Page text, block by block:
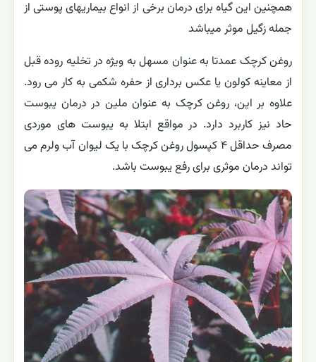
همچنین این گیاه برای درمان برخی از انواع بیماریهای پوستی از
جمله زگیل موثر میباشد
روغن کرچک عمدتا به‌ عنوان مسهل به ویژه در تخلیه روده قبل
از معاینه کولون یا عکس‌ برداری از حفره شکمی به کار می ‌رود.
علاوه بر این، روغن کرچک به عنوان ملین در درمان یبوست
حاد نیز کاربرد دارد. در مواقع ابتلا به یبوست ‌های موردی
مصرف حداقل ۴ کپسول روغن کرچک با یک لیوان آب ولرم می
‌تواند درمان موثری برای رفع یبوست باشد.